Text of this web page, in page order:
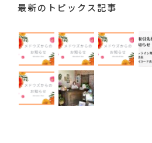
最新のトピックス記事